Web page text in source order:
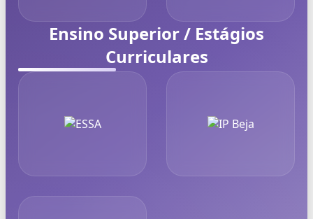
Ensino Superior / Estágios
Curriculares